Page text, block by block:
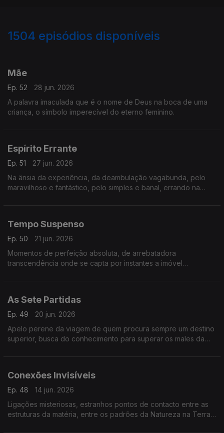
1504 episódios disponíveis
Mãe
Ep. 52
28 jun. 2026
A palavra imaculada que é o nome de Deus na boca de uma
criança, o símbolo imperecível do eterno feminino.
Espírito Errante
Ep. 51
27 jun. 2026
Na ânsia da experiência, da deambulação vagabunda, pelo
maravilhoso e fantástico, pelo simples e banal, errando na
Tempo Suspenso
Ep. 50
21 jun. 2026
Momentos de perfeição absoluta, de arrebatadora
transcendência onde se capta por instantes a imóvel
As Sete Partidas
Ep. 49
20 jun. 2026
Apelo perene da viagem de quem procura sempre um destino
superior, busca do conhecimento para superar os males da
Conexões Invisíveis
Ep. 48
14 jun. 2026
Ligações misteriosas, estranhos pontos de contacto entre as
estruturas da matéria, entre os padrões da Natureza na Terra